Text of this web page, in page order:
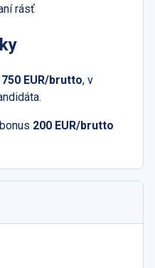
rásť
EUR/brutto, v
200 EUR/brutto